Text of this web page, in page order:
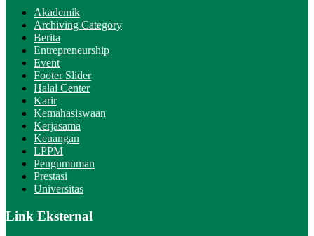
Akademik
Archiving Category
Berita
Entrepreneurship
Event
Footer Slider
Halal Center
Karir
Kemahasiswaan
Kerjasama
Keuangan
LPPM
Pengumuman
Prestasi
Universitas
Link Eksternal